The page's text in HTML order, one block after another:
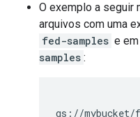
O exemplo a seguir
arquivos com uma
fed-samples e
samples :